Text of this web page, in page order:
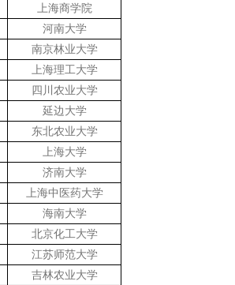
上海商学院
河南大学
南京林业大学
上海理工大学
四川农业大学
延边大学
东北农业大学
上海大学
济南大学
上海中医药大学
海南大学
北京化工大学
江苏师范大学
吉林农业大学